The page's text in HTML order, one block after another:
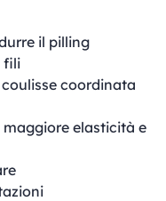
il pilling
fili
coordinata
maggiore elasticità e